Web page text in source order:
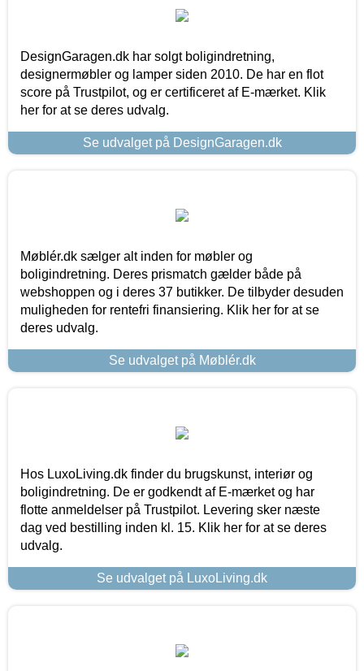
DesignGaragen.dk har solgt boligindretning,
designermøbler og lamper siden 2010. De har en flot
score på Trustpilot, og er certificeret af E-mærket. Klik
her for at se deres udvalg.
Se udvalget på DesignGaragen.dk
Møblér.dk sælger alt inden for møbler og
boligindretning. Deres prismatch gælder både på
webshoppen og i deres 37 butikker. De tilbyder desuden
muligheden for rentefri finansiering. Klik her for at se
deres udvalg.
Se udvalget på Møblér.dk
Hos LuxoLiving.dk finder du brugskunst, interiør og
boligindretning. De er godkendt af E-mærket og har
flotte anmeldelser på Trustpilot. Levering sker næste
dag ved bestilling inden kl. 15. Klik her for at se deres
udvalg.
Se udvalget på LuxoLiving.dk